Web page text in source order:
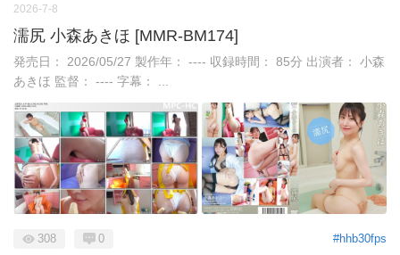
2026-7-8
濡尻 小森あきほ [MMR-BM174]
発売日： 2026/05/27 製作年： ---- 収録時間： 85分 出演者： 小森
あきほ 監督： ---- 字幕： ...
#hhb30fps
308 0